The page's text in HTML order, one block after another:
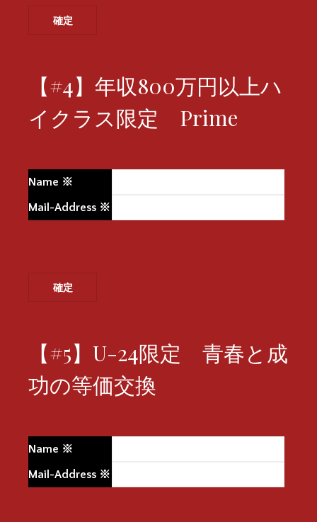
【#4】年収800万円以上ハ
イクラス限定 Prime
Name ※
Mail-Address ※
【#5】U-24限定 青春と成
功の等価交換
Name ※
Mail-Address ※